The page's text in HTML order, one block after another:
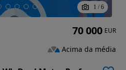
1 / 6
70 000 EUR
Acima da média